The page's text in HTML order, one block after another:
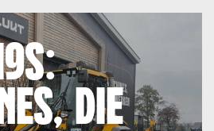
die